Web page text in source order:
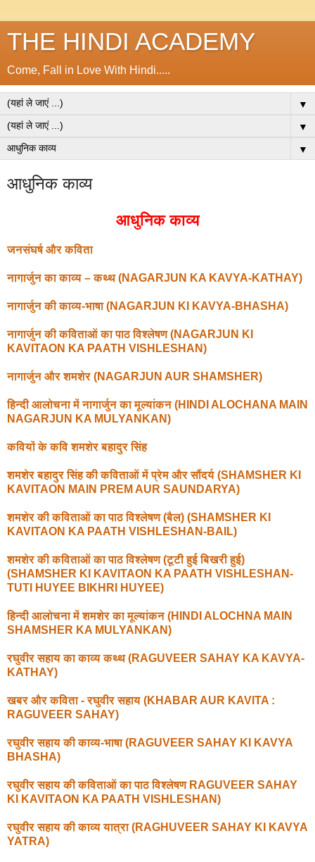
THE HINDI ACADEMY
Come, Fall in Love With Hindi.....
▼
▼
▼
आधुनिक काव्य
आधुनिक काव्य
जनसंघर्ष और कविता
नागार्जुन का काव्य – कथ्थ (NAGARJUN KA KAVYA-KATHAY)
नागार्जुन की काव्य-भाषा (NAGARJUN KI KAVYA-BHASHA)
नागार्जुन की कविताओं का पाठ विश्लेषण (NAGARJUN KI
KAVITAON KA PAATH VISHLESHAN)
नागार्जुन और शमशेर (NAGARJUN AUR SHAMSHER)
हिन्दी आलोचना में नागार्जुन का मूल्यांकन (HINDI ALOCHANA MAIN
NAGARJUN KA MULYANKAN)
कवियों के कवि शमशेर बहादुर सिंह
शमशेर बहादुर सिंह की कविताओं में प्रेम और सौंदर्य (SHAMSHER KI
KAVITAON MAIN PREM AUR SAUNDARYA)
शमशेर की कविताओं का पाठ विश्लेषण (बैल) (SHAMSHER KI
KAVITAON KA PAATH VISHLESHAN-BAIL)
शमशेर की कविताओं का पाठ विश्लेषण (टूटी हुई बिखरी हुई)
(SHAMSHER KI KAVITAON KA PAATH VISHLESHAN-
TUTI HUYEE BIKHRI HUYEE)
हिन्दी आलोचना में शमशेर का मूल्यांकन (HINDI ALOCHNA MAIN
SHAMSHER KA MULYANKAN)
रघुवीर सहाय का काव्य कथ्थ (RAGUVEER SAHAY KA KAVYA-
KATHAY)
खबर और कविता - रघुवीर सहाय (KHABAR AUR KAVITA :
RAGUVEER SAHAY)
रघुवीर सहाय की काव्य-भाषा (RAGUVEER SAHAY KI KAVYA
BHASHA)
रघुवीर सहाय की कविताओं का पाठ विश्लेषण RAGUVEER SAHAY
KI KAVITAON KA PAATH VISHLESHAN)
रघुवीर सहाय की काव्य यात्रा (RAGHUVEER SAHAY KI KAVYA
YATRA)